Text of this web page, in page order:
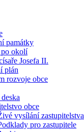
památky
okolí
Josefa II.
plán
rozvoje obce
obce
vysílání zastupitelstva
pro zastupitele